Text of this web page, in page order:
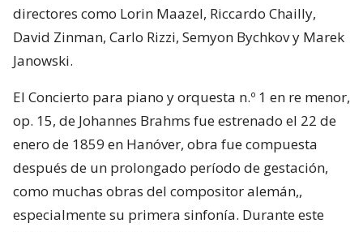
directores como Lorin Maazel, Riccardo Chailly,
David Zinman, Carlo Rizzi, Semyon Bychkov y Marek
Janowski.
El Concierto para piano y orquesta n.º 1 en re menor,
op. 15, de Johannes Brahms fue estrenado el 22 de
enero de 1859 en Hanóver, obra fue compuesta
después de un prolongado período de gestación,
como muchas obras del compositor alemán,,
especialmente su primera sinfonía. Durante este